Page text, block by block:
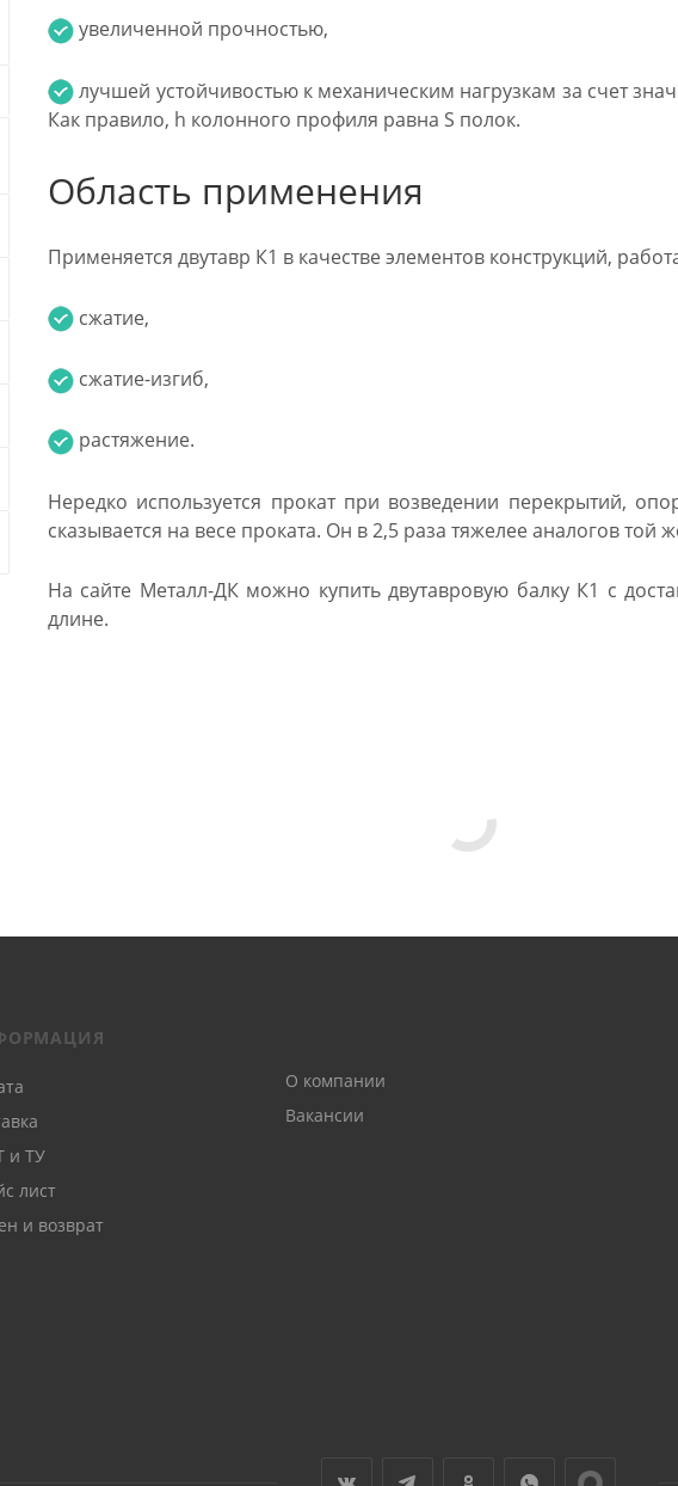
увеличенной прочностью,
лучшей устойчивостью к механическим нагрузкам за счет
Как правило, h колонного профиля равна S полок.
Область применения
Применяется двутавр К1 в качестве элементов конструкций,
сжатие,
сжатие-изгиб,
растяжение.
Нередко используется прокат при возведении перекрытий,
сказывается на весе проката. Он в 2,5 раза тяжелее аналогов той
На сайте Металл-ДК можно купить двутавровую балку К1 с
длине.
и ТУ
лист
и возврат
О компании
Вакансии